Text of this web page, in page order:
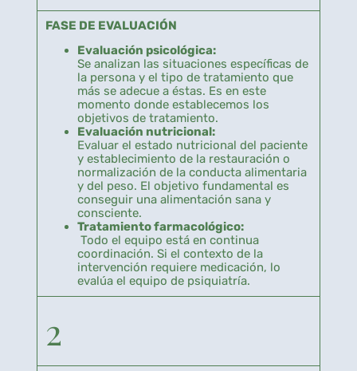
FASE DE EVALUACIÓN
Evaluación psicológica:
Se analizan las situaciones específicas de
la persona y el tipo de tratamiento que
más se adecue a éstas. Es en este
momento donde establecemos los
objetivos de tratamiento.
Evaluación nutricional:
Evaluar el estado nutricional del paciente
y establecimiento de la restauración o
normalización de la conducta alimentaria
y del peso. El objetivo fundamental es
conseguir una alimentación sana y
consciente.
Tratamiento farmacológico:
Todo el equipo está en continua
coordinación. Si el contexto de la
intervención requiere medicación, lo
evalúa el equipo de psiquiatría.
2